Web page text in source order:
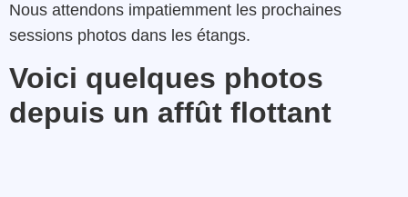
Nous attendons impatiemment les prochaines
sessions photos dans les étangs.
Voici quelques photos
depuis un affût flottant